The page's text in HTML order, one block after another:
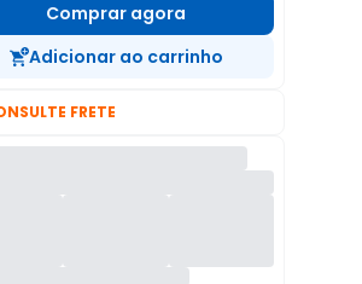
Comprar agora
Adicionar ao carrinho
FRETE